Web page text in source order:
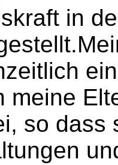
in
meine
so dass